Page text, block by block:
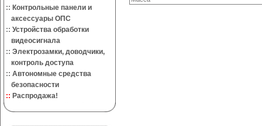
:: Контрольные панели и
аксессуары ОПС
:: Устройства обработки
видеосигнала
:: Электрозамки, доводчики,
контроль доступа
:: Автономные средства
безопасности
:: Распродажа!